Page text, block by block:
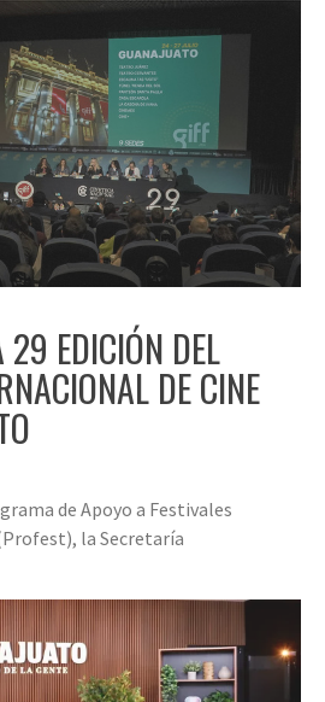
29 EDICIÓN DEL
DE CINE
de Apoyo a Festivales
la Secretaría